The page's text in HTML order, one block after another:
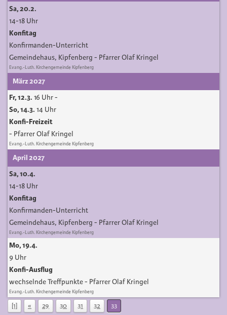
Sa, 20.2.
14-18 Uhr
Konfitag
Konfirmanden-Unterricht
Gemeindehaus, Kipfenberg
Pfarrer Olaf Kringel
Evang.-Luth. Kirchengemeinde Kipfenberg
März 2027
Fr, 12.3. 16 Uhr-
So, 14.3. 14 Uhr
Konfi-Freizeit
Pfarrer Olaf Kringel
Evang.-Luth. Kirchengemeinde Kipfenberg
April 2027
Sa, 10.4.
14-18 Uhr
Konfitag
Konfirmanden-Unterricht
Gemeindehaus, Kipfenberg
Pfarrer Olaf Kringel
Evang.-Luth. Kirchengemeinde Kipfenberg
Mo, 19.4.
9 Uhr
Konfi-Ausflug
wechselnde Treffpunkte
Pfarrer Olaf Kringel
Evang.-Luth. Kirchengemeinde Kipfenberg
[1] « 29 30 31 32 33